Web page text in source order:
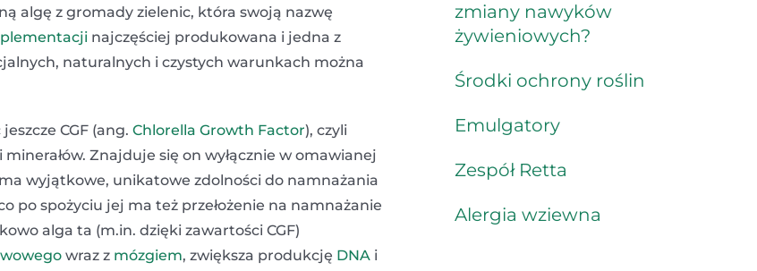
algę z gromady zielenic, która swoją nazwę
najczęściej produkowana i jedna z
naturalnych i czystych warunkach można
CGF (ang. Chlorella Growth Factor), czyli
Znajduje się on wyłącznie w omawianej
wyjątkowe, unikatowe zdolności do namnażania
po spożyciu jej ma też przełożenie na namnażanie
alga ta (m.in. dzięki zawartości CGF)
wraz z mózgiem, zwiększa produkcję DNA i
zmiany nawyków
żywieniowych?
Środki ochrony roślin
Emulgatory
Zespół Retta
Alergia wziewna